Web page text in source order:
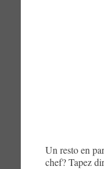
Un resto en
chef? Tapez